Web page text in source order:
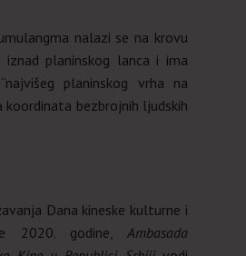
nalazi se na krovu
iznad planinskog lanca i ima
planinskog vrha na
koordinata bezbrojnih ljudskih
Dana kineske kulturne i
2020. godine, Ambasada